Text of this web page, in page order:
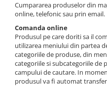
Mama si copilul
Oase, muschi si articulatii
Oboseala
Raceala si imunitate
Sanatatea Femeii
Sanatatea ochilor
Protectie solara
Sapunuri , gel dus
Supozitoare si ovule
Tincturi
Unguente , geluri
Cumpararea produselor din
online, telefonic sau prin email.
Comanda online
Produsul pe care doriti sa il
utilizarea meniului din partea
categoriile de produse, din
categoriile si subcategoriile de
campului de cautare. In
produsul va fi automat